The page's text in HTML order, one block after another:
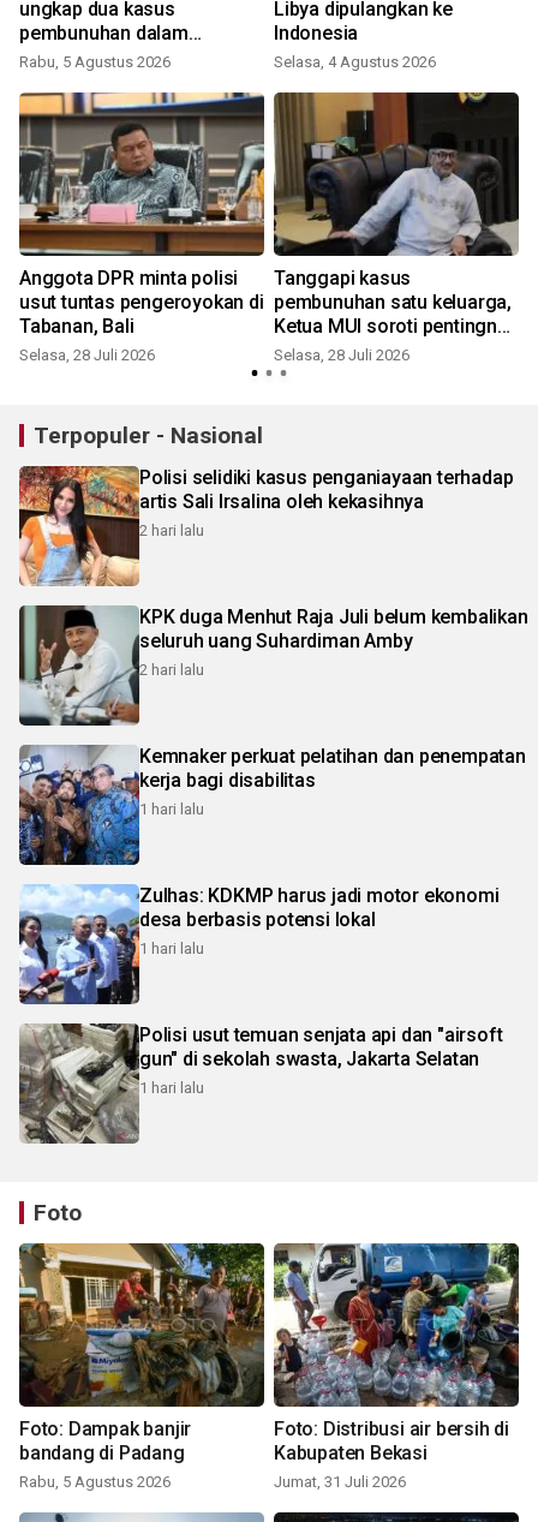
ungkap dua kasus
pembunuhan dalam
sepekan
Rabu, 5 Agustus 2026
Libya dipulangkan ke
Indonesia
Selasa, 4 Agustus 2026
Anggota DPR minta polisi
usut tuntas pengeroyokan di
Tabanan, Bali
Selasa, 28 Juli 2026
Tanggapi kasus
pembunuhan satu keluarga,
Ketua MUI soroti pentingnya
jalur hukum dan cegah main
hakim sendiri
Selasa, 28 Juli 2026
Terpopuler - Nasional
Polisi selidiki kasus penganiayaan terhadap
artis Sali Irsalina oleh kekasihnya
2 hari lalu
KPK duga Menhut Raja Juli belum kembalikan
seluruh uang Suhardiman Amby
2 hari lalu
Kemnaker perkuat pelatihan dan penempatan
kerja bagi disabilitas
1 hari lalu
Zulhas: KDKMP harus jadi motor ekonomi
desa berbasis potensi lokal
1 hari lalu
Polisi usut temuan senjata api dan "airsoft
gun" di sekolah swasta, Jakarta Selatan
1 hari lalu
Foto
Foto: Dampak banjir
bandang di Padang
Rabu, 5 Agustus 2026
Foto: Distribusi air bersih di
Kabupaten Bekasi
Jumat, 31 Juli 2026